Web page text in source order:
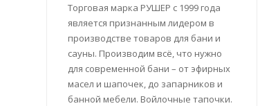
Торговая марка РУШЕР с 1999 года
является признанным лидером в
производстве товаров для бани и
сауны. Производим всё, что нужно
для современной бани – от эфирных
масел и шапочек, до запарников и
банной мебели. Войлочные тапочки.